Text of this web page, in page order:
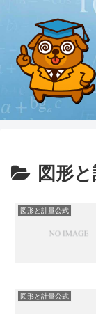
図形
図形と計量公式
図形と計量公式